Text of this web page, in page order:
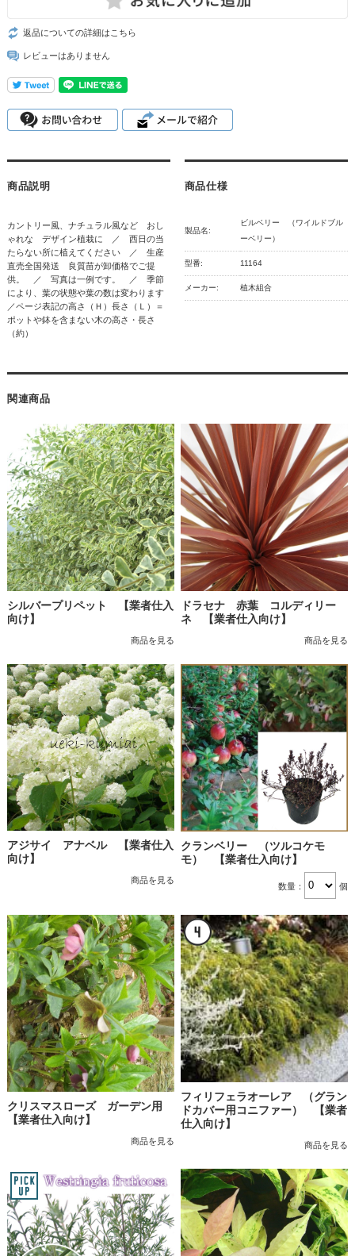
返品についての詳細はこちら
レビューはありません
商品説明
カントリー風、ナチュラル風など おし
ゃれな デザイン植栽に ／ 西日の当
たらない所に植えてください ／ 生産
直売全国発送 良質苗が卸価格でご提
供。 ／ 写真は一例です。 ／ 季節
により、葉の状態や葉の数は変わります
／ページ表記の高さ（Ｈ）長さ（Ｌ）＝
ポットや鉢を含まない木の高さ・長さ
（約）
商品仕様
製品名:
ビルベリー （ワイルドブル
ーベリー）
型番: 11164
メーカー: 植木組合
関連商品
シルバープリペット 【業者仕入
向け】
商品を見る
ドラセナ 赤葉 コルディリー
ネ 【業者仕入向け】
商品を見る
アジサイ アナベル 【業者仕入
向け】
商品を見る
クランベリー （ツルコケモ
モ） 【業者仕入向け】
数量： 個
クリスマスローズ ガーデン用
【業者仕入向け】
商品を見る
フィリフェラオーレア （グラン
ドカバー用コニファー） 【業者
仕入向け】
商品を見る